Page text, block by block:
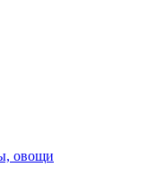
овощи